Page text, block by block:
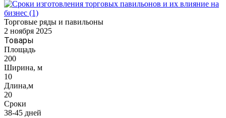
Торговые ряды и павильоны
2 ноября 2025
Товары
Площадь
200
Ширина, м
10
Длина,м
20
Сроки
38-45 дней